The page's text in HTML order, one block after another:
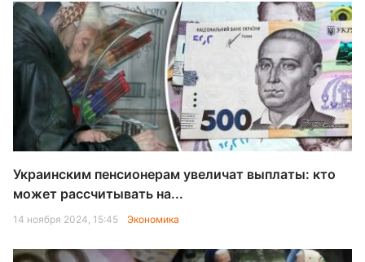
Украинским пенсионерам увеличат выплаты: кто
может рассчитывать на...
14 ноября 2024, 15:45 Экономика